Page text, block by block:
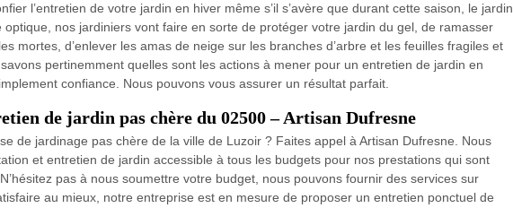
l’entretien de votre jardin en hiver même s’il s’avère que durant cette saison, le jardin
optique, nos jardiniers vont faire en sorte de protéger votre jardin du gel, de ramasser
mortes, d’enlever les amas de neige sur les branches d’arbre et les feuilles fragiles et
pertinemment quelles sont les actions à mener pour un entretien de jardin en
confiance. Nous pouvons vous assurer un résultat parfait.
de jardin pas chère du 02500 – Artisan Dufresne
de jardinage pas chère de la ville de Luzoir ? Faites appel à Artisan Dufresne. Nous
et entretien de jardin accessible à tous les budgets pour nos prestations qui sont
pas à nous soumettre votre budget, nous pouvons fournir des services sur
au mieux, notre entreprise est en mesure de proposer un entretien ponctuel de